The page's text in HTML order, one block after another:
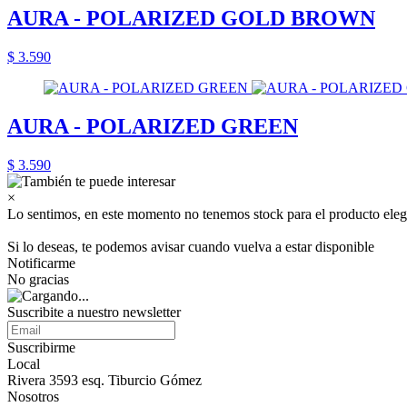
AURA - POLARIZED GOLD BROWN
$ 3.590
AURA - POLARIZED GREEN
$ 3.590
×
Lo sentimos, en este momento no tenemos stock para el producto
Si lo deseas, te podemos avisar cuando vuelva a estar disponible
Notificarme
No gracias
Suscribite a nuestro newsletter
Suscribirme
Local
Rivera 3593 esq. Tiburcio Gómez
Nosotros